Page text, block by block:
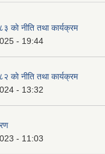
नीति तथा कार्यक्रम
- 19:44
नीति तथा कार्यक्रम
- 13:32
- 11:03